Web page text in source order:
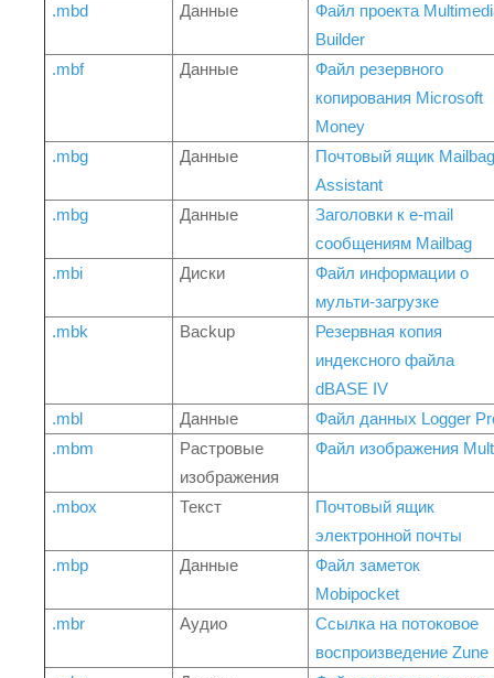
.mbd
Данные
Файл проекта
Builder
.mbf
Данные
Файл резервного
копирования Microsoft
Money
.mbg
Данные
Почтовый ящик Mailbag
Assistant
.mbg
Данные
Заголовки к e-mail
сообщениям Mailbag
.mbi
Диски
Файл информации о
мульти-загрузке
.mbk
Backup
Резервная копия
индексного файла
dBASE IV
.mbl
Данные
Файл данных Logger
.mbm
Растровые
изображения
Файл изображения
.mbox Текст
Почтовый ящик
электронной почты
.mbp
Данные
Файл заметок
Mobipocket
.mbr
Аудио
Ссылка на потоковое
воспроизведение Zune